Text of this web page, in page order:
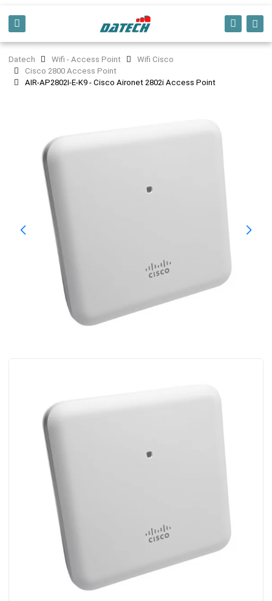
Datech Wifi - Access Point
Wifi Cisco
Cisco 2800 Access Point
AIR-AP2802I-E-K9 - Cisco Aironet 2802i Access Point